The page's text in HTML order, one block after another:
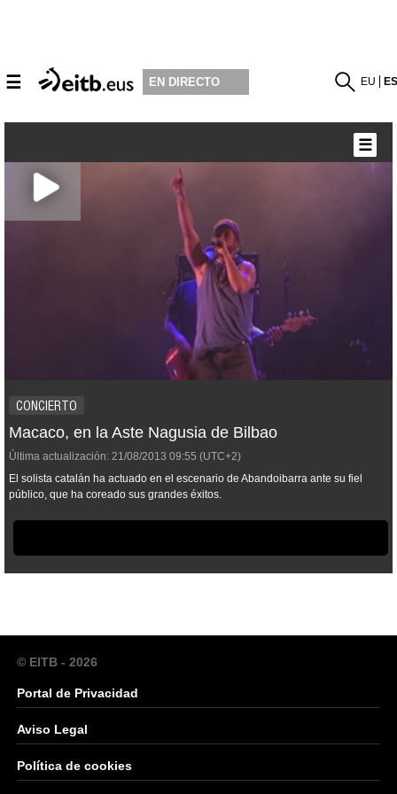
☰ EN DIRECTO EU
CONCIERTO
Macaco, en la Aste Nagusia de Bilbao
Última actualización: 21/08/2013 09:55 (UTC+2)
El solista catalán ha actuado en el escenario de Abandoibarra ante su fiel
público, que ha coreado sus grandes éxitos.
☰
© EITB - 2026
Portal de Privacidad
Aviso Legal
Política de cookies